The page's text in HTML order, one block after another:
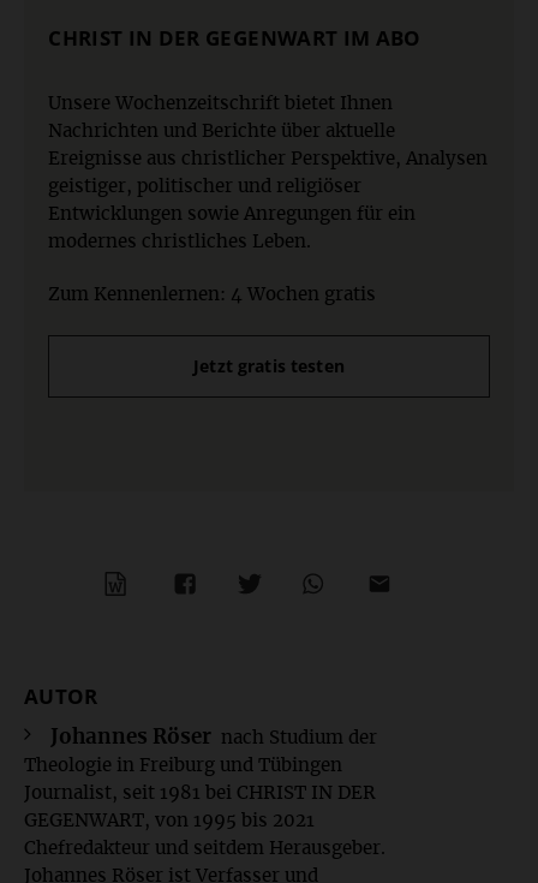
CHRIST IN DER GEGENWART IM ABO
Unsere Wochenzeitschrift bietet Ihnen
Nachrichten und Berichte über aktuelle
Ereignisse aus christlicher Perspektive, Analysen
geistiger, politischer und religiöser
Entwicklungen sowie Anregungen für ein
modernes christliches Leben.
Zum Kennenlernen: 4 Wochen gratis
Jetzt gratis testen
Überschrift
Artikel-
Infos
AUTOR
Johannes Röser
nach Studium der
Theologie in Freiburg und Tübingen
Journalist, seit 1981 bei CHRIST IN DER
GEGENWART, von 1995 bis 2021
Chefredakteur und seitdem Herausgeber.
Johannes Röser ist Verfasser und